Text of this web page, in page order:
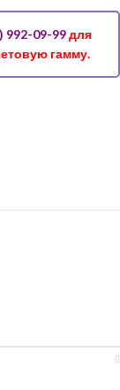
992-09-99для
гамму.